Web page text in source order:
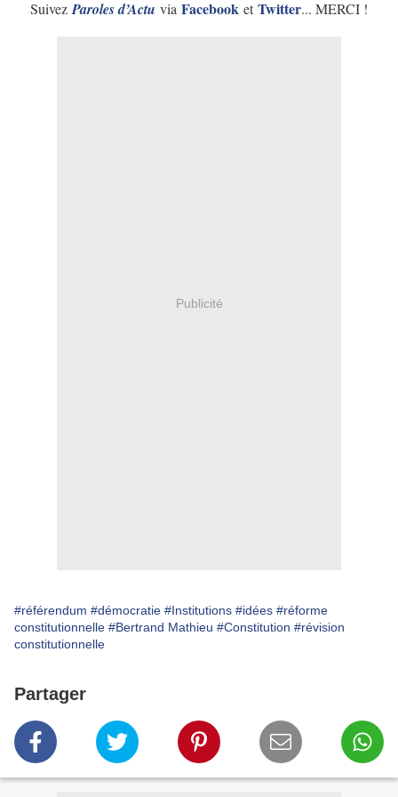
Suivez Paroles d’Actu via Facebook etTwitter... MERCI !
Publicité
#référendum #démocratie #Institutions #idées #réforme
constitutionnelle #Bertrand Mathieu #Constitution #révision
constitutionnelle
Partager